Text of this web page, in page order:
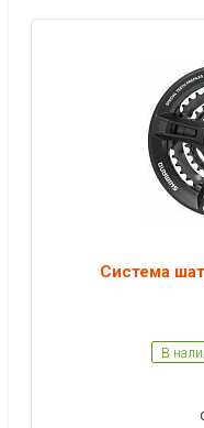
Система
В